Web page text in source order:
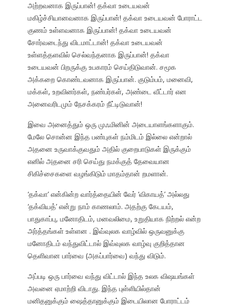
அற்றவனாக இருப்பான்! தக்வா உடையவன்
மகிழ்ச்சியானவனாக இருப்பான்! தக்வா உடையவன் போராட்ட
குணம் உள்ளவனாக இருப்பான்! தக்வா உடையவன்
சோர்வடைந்து விடமாட்டான்! தக்வா உடையவன்
உள்ளத்தளவில் செல்வந்தனாக இருப்பான்! தக்வா
உடையவன் பிறருக்கு உபகாரம் செய்திடுவான். சமூக
அக்கறை கொண்டவனாக இருப்பான். குடும்பம், மனைவி,
மக்கள், உறவினர்கள், நண்பர்கள், அண்டை வீட்டார் என
அனைவரிடமும் நேசக்கரம் நீட்டிடுவான்!
இவை அனைத்தும் ஒரு முஃமினின் அடையாளங்களாகும்.
மேலே சொன்ன இந்த பண்புகள் நம்மிடம் இல்லை என்றால்
அதனை உருவாக்குவதும் அதில் குறைபாடுகள் இருக்கும்
எனில் அதனை சரி செய்து நமக்குத் தேவையான
சிகிச்சைகளை வழங்கிடும் மாதம்தான் றமளான்.
‘தக்வா’ என்கின்ற வார்த்தையின் வேர் ‘விகாயத்’ அல்லது
‘தக்வியத்’ என்று நாம் காணலாம். அதற்கு கேடயம்,
பாதுகாப்பு, மனோதிடம், மனவலிமை, உறுதியாக நிற்றல் என்ற
அர்த்தங்கள் உள்ளன . இவ்வுலக வாழ்வில் ஒருவனுக்கு
மனோதிடம் வந்துவிட்டால் இவ்வுலக வாழ்வு குறித்தான
தெளிவான பார்வை (அகப்பார்வை) வந்து விடும்.
அப்படி ஒரு பார்வை வந்து விட்டால் இந்த உலக விஷயங்கள்
அவனை ஏமாற்றி விடாது. இந்த புள்ளியில்தான்
மனிதனுக்கும் ஷைத்தானுக்கும் இடையிலான போராட்டம்